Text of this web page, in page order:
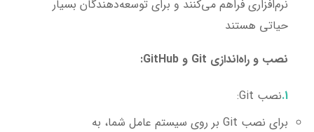
نرم‌افزاری فراهم می‌کنند و برای توسعه‌دهندگان بسیار
حیاتی هستند
نصب و راه‌اندازی Git و GitHub:
نصب Git:
برای نصب Git بر روی سیستم عامل شما، به